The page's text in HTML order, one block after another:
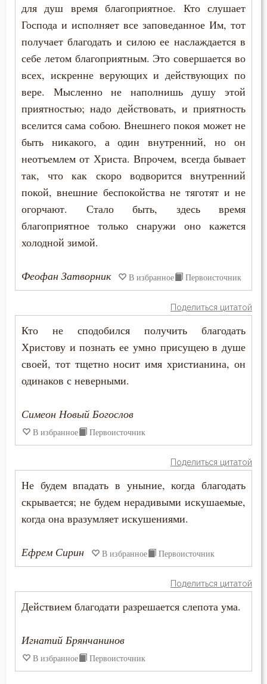
Уныние
Учёба
Храм
Хула
Царство небесное
Целомудрие
Церковь
Человекоугодие
Честь
Чистота
Чревоугодие
Чтение
Щедрость
Язык
Язычество
для душ время благоприятное. Кто слушает
Господа и исполняет все заповеданное Им, тот
получает благодать и силою ее наслаждается в
себе летом благоприятным. Это совершается во
всех, искренне верующих и действующих по
вере. Мысленно не наполнишь душу этой
приятностью; надо действовать, и приятность
вселится сама собою. Внешнего покоя может не
быть никакого, а один внутренний, но он
неотъемлем от Христа. Впрочем, всегда бывает
так, что как скоро водворится внутренний
покой, внешние беспокойства не тяготят и не
огорчают. Стало быть, здесь время
благоприятное только снаружи оно кажется
холодной зимой.
Феофан Затворник В избранное Первоисточник
Поделиться цитатой
Кто не сподобился получить благодать
Христову и познать ее умно присущею в душе
своей, тот тщетно носит имя христианина, он
одинаков с неверными.
Симеон Новый Богослов
В избранное Первоисточник
Поделиться цитатой
Не будем впадать в уныние, когда благодать
скрывается; не будем нерадивыми искушаемые,
когда она вразумляет искушениями.
Ефрем Сирин В избранное Первоисточник
Поделиться цитатой
Действием благодати разрешается слепота ума.
Игнатий Брянчанинов
В избранное Первоисточник